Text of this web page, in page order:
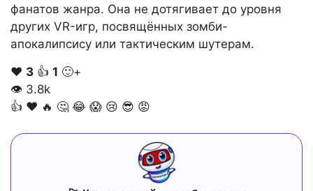
фанатов жанра. Она не дотягивает до уровня
других VR-игр, посвящённых зомби-
апокалипсису или тактическим шутерам.
❤️ 3 👍 1 🙂+
👁 3.8k
👍 ❤️ 🔥 🤔 😂 😱 😢 😎 😡